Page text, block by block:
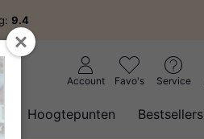
9.4
Account Favo's Service
Hoogtepunten Bestsellers